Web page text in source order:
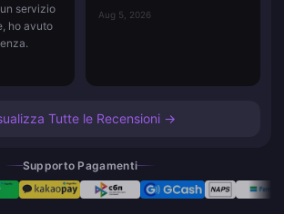
servizio
ho avuto
Aug 5, 2026
Tutte le Recensioni →
Supporto Pagamenti